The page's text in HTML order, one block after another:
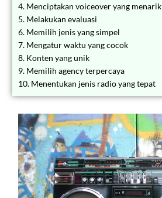
4. Menciptakan voiceover yang menarik
5. Melakukan evaluasi
6. Memilih jenis yang simpel
7. Mengatur waktu yang cocok
8. Konten yang unik
9. Memilih agency terpercaya
10. Menentukan jenis radio yang tepat